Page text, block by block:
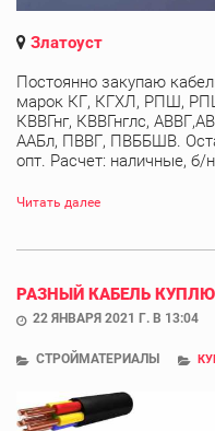
Златоуст
Постоянно закупаю
марок КГ, КГХЛ, РПШ,
КВВГнг, КВВГнглс,
ААБл, ПВВГ, ПВББШВ.
опт. Расчет: наличные, б/
Читать далее
РАЗНЫЙ КАБЕЛЬ КУПЛЮ
22 ЯНВАРЯ 2021 Г. В 13:04
СТРОЙМАТЕРИАЛЫ